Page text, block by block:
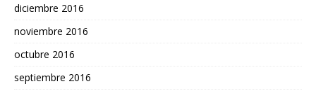
diciembre 2016
noviembre 2016
octubre 2016
septiembre 2016